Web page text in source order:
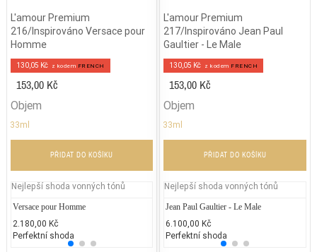
L'amour Premium
216/Inspirováno Versace pour
Homme
130,05 Kč z kodem FRENCH
153,00 Kč
Objem
33ml
PŘIDAT DO KOŠÍKU
Nejlepší shoda vonných tónů
Versace pour Homme
2.180,00 Kč
Perfektní shoda
Jean Paul Gaultier - Le Beau
2.520,00 Kč
25% běžných vonných tónů
L'amour Premium
217/Inspirováno Jean Paul
Gaultier - Le Male
130,05 Kč z kodem FRENCH
153,00 Kč
Objem
33ml
PŘIDAT DO KOŠÍKU
Nejlepší shoda vonných tónů
Jean Paul Gaultier - Le Male
6.100,00 Kč
Perfektní shoda